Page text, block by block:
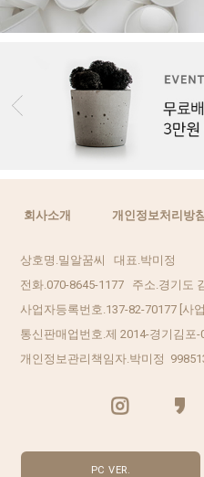
회사소개 개인정보처리방
상호명.밀알꿈씨 대표.박미정
전화.070-8645-1177 주소.경기도
사업자등록번호.137-82-70177 [사
통신판매업번호.제 2014-경기김포-
개인정보관리책임자.박미정
PC VER.